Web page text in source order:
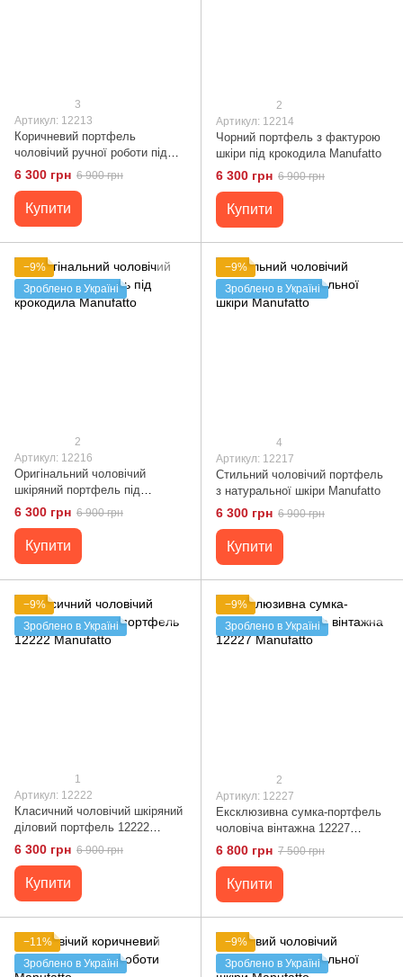
3
Артикул: 12213
Коричневий портфель
чоловічий ручної роботи під
крокодила Manufatto
6 300 грн 6 900 грн
Купити
2
Артикул: 12214
Чорний портфель з фактурою
шкіри під крокодила Manufatto
6 300 грн 6 900 грн
Купити
−9%
Зроблено в Україні
2
Артикул: 12216
Оригінальний чоловічий
шкіряний портфель під
крокодила Manufatto
6 300 грн 6 900 грн
Купити
−9%
Зроблено в Україні
4
Артикул: 12217
Стильний чоловічий портфель
з натуральної шкіри Manufatto
6 300 грн 6 900 грн
Купити
−9%
Зроблено в Україні
1
Артикул: 12222
Класичний чоловічий шкіряний
діловий портфель 12222
Manufatto
6 300 грн 6 900 грн
Купити
−9%
Зроблено в Україні
2
Артикул: 12227
Ексклюзивна сумка-портфель
чоловіча вінтажна 12227
Manufatto
6 800 грн 7 500 грн
Купити
−11%
Зроблено в Україні
−9%
Зроблено в Україні